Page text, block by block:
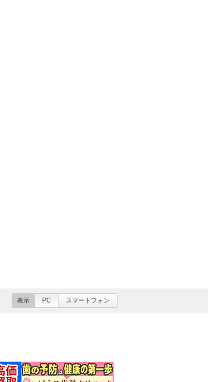
表示 PC スマートフォン